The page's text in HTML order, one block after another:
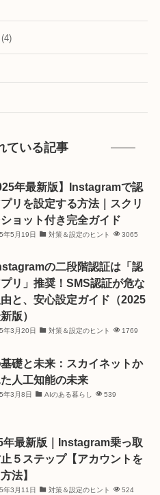
(4)
ている記事
年最新版】Instagramで認
リを設定する方法｜スクリ
ョット付き完全ガイド
年5月19日 対策＆設定のヒント 3065
の二段階認証は「認
リ」推奨！SMS認証が危な
と、安心設定ガイド（2025
版）
年3月20日 対策＆設定のヒント 1769
礎と未来：スカイネットか
人工知能の未来
年3月8日 AIのある暮らし 539
年最新版｜Instagram乗っ取
止５ステップ【アカウントを
法】
年3月11日 対策＆設定のヒント 524